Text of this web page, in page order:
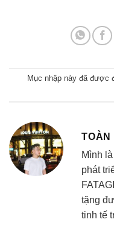
Mục nhập này đã được
TOÀN
Mình
phát
tặng
tinh tế